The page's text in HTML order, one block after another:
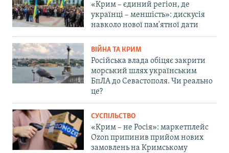
«Крим – єдиний регіон, де
українці – меншість»: дискусія
навколо нової пам'ятної дати
ВІЙНА ТА КРИМ
Російська влада обіцяє закрити
морський шлях українським
БпЛА до Севастополя. Чи реально
це?
СУСПІЛЬСТВО
«Крим – не Росія»: маркетплейс
Ozon припинив прийом нових
замовлень на Кримському